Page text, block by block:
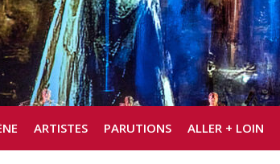
ARTISTES PARUTIONS ALLER + LOIN